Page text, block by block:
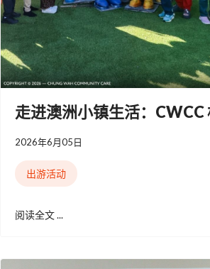
走进澳洲小镇生活：CWCC
2026年6月05日
出游活动
阅读全文 ...